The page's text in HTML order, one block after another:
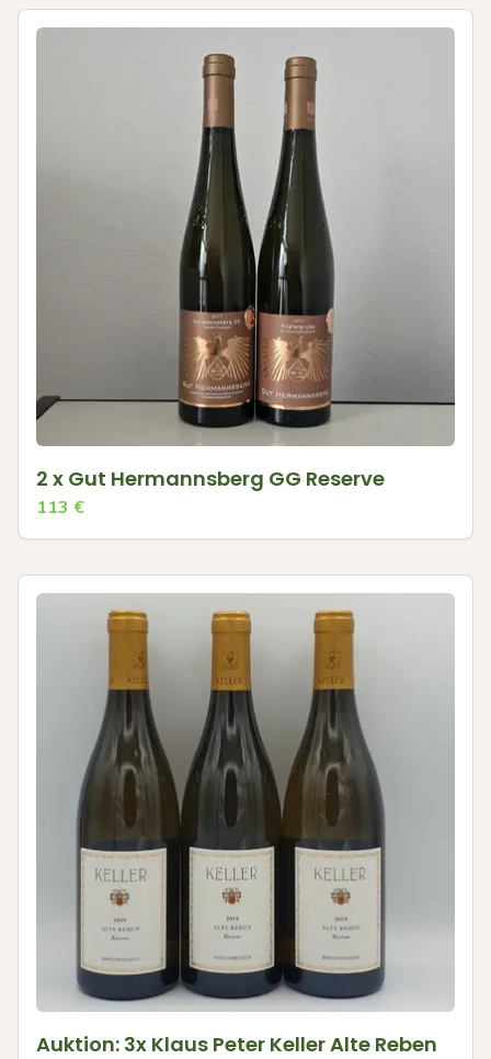
2 x Gut Hermannsberg GG Reserve
113 €
Auktion: 3x Klaus Peter Keller Alte Reben